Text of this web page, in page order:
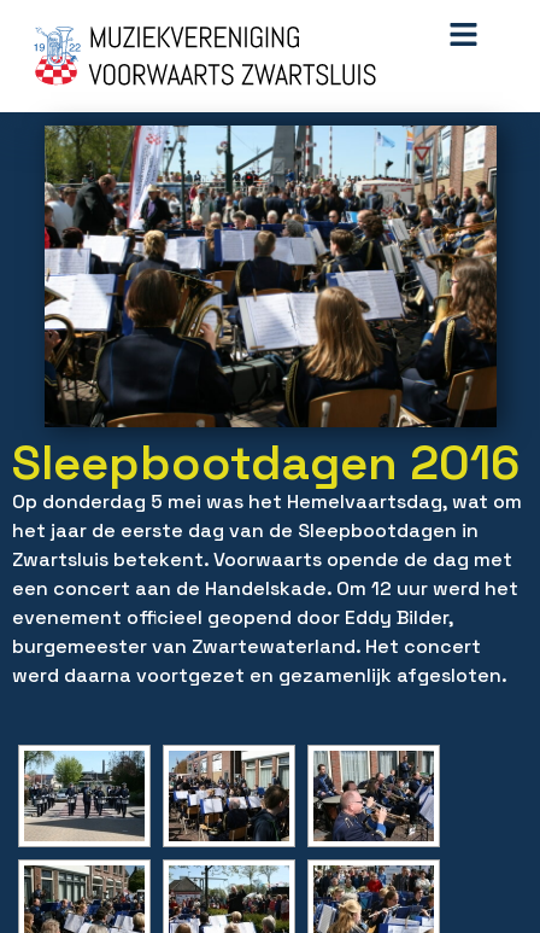
Sleepbootdagen 2016
Op donderdag 5 mei was het Hemelvaartsdag, wat om
het jaar de eerste dag van de Sleepbootdagen in
Zwartsluis betekent. Voorwaarts opende de dag met
een concert aan de Handelskade. Om 12 uur werd het
evenement officieel geopend door Eddy Bilder,
burgemeester van Zwartewaterland. Het concert
werd daarna voortgezet en gezamenlijk afgesloten.